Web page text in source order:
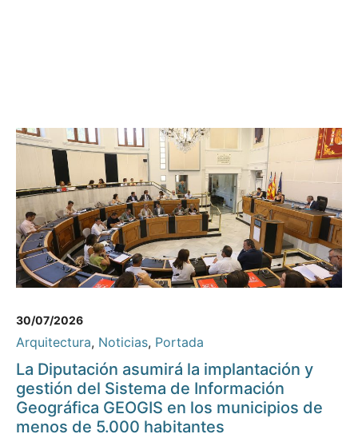
30/07/2026
Arquitectura, Noticias, Portada
La Diputación asumirá la implantación y
gestión del Sistema de Información
Geográfica GEOGIS en los municipios de
menos de 5.000 habitantes